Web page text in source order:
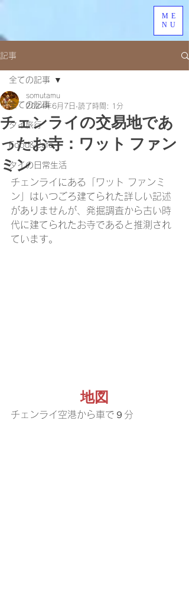
ME
NU
記事
全ての記事
タイ旅行
Food&Cafe
タイの日常生活
全ての記事
チェンライの交易地であ
ったお寺：ワット ファン
ミン
somutamu
2024年6月7日 読了時間: 1分
チェンライにある「ワット ファンミ
ン」はいつごろ建てられた詳しい記述
がありませんが、発掘調査から古い時
代に建てられたお寺であると推測され
ています。
地図
チェンライ空港から車で９分